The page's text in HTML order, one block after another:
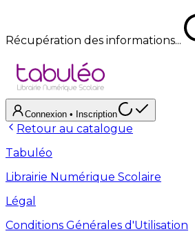
Récupération des informations...
Connexion • Inscription
Retour au catalogue
Tabuléo
Librairie Numérique Scolaire
Légal
Conditions Générales d'Utilisation